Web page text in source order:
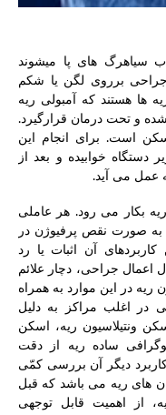
سیاهرگ های پا میشوند
جراحی برروی لگن یا شکم
ها هستند که آمبولی ریه
شده و تحت درمان قرارگیرد.
است. برای انجام این
دستگاه خوابیده و بعد از
عمل می آید.
بکار می رود. هر عاملی
صورت نقص پرفیوژن در
آن اثبات یا رد
اعمال جراحی، دچار علائم
در این موارد به همراه
در اغلب مراکز به دلیل
ونتیلاسیون ریه، اسکن
ساده ریه از دقت
دیگر آن بررسی کمّی
های ریه می باشد که قبل
از اهمیت قابل توجهی